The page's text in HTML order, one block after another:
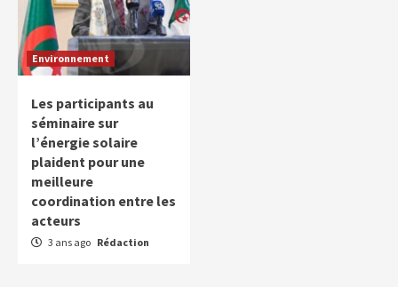
Environnement
Les participants au
séminaire sur
l’énergie solaire
plaident pour une
meilleure
coordination entre les
acteurs
3 ans ago Rédaction